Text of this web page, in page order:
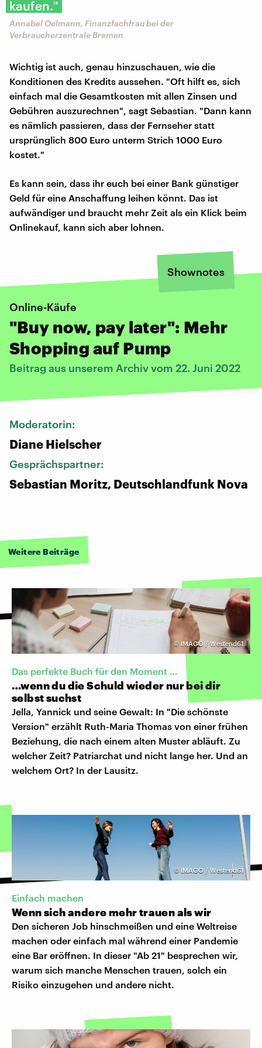
kaufen."
Annabel Oelmann, Finanzfachfrau bei der
Verbraucherzentrale Bremen
Wichtig ist auch, genau hinzuschauen, wie die
Konditionen des Kredits aussehen. "Oft hilft es, sich
einfach mal die Gesamtkosten mit allen Zinsen und
Gebühren auszurechnen", sagt Sebastian. "Dann kann
es nämlich passieren, dass der Fernseher statt
ursprünglich 800 Euro unterm Strich 1000 Euro
kostet."
Es kann sein, dass ihr euch bei einer Bank günstiger
Geld für eine Anschaffung leihen könnt. Das ist
aufwändiger und braucht mehr Zeit als ein Klick beim
Onlinekauf, kann sich aber lohnen.
Shownotes
Online-Käufe
"Buy now, pay later": Mehr
Shopping auf Pump
Beitrag aus unserem Archiv vom 22. Juni 2022
Moderatorin:
Diane Hielscher
Gesprächspartner:
Sebastian Moritz, Deutschlandfunk Nova
Weitere Beiträge
© IMAGO / Westend61
Das perfekte Buch für den Moment …
…wenn du die Schuld wieder nur bei dir
selbst suchst
Jella, Yannick und seine Gewalt: In "Die schönste
Version" erzählt Ruth-Maria Thomas von einer frühen
Beziehung, die nach einem alten Muster abläuft. Zu
welcher Zeit? Patriarchat und nicht lange her. Und an
welchem Ort? In der Lausitz.
© IMAGO / Westend61
Einfach machen
Wenn sich andere mehr trauen als wir
Den sicheren Job hinschmeißen und eine Weltreise
machen oder einfach mal während einer Pandemie
eine Bar eröffnen. In dieser "Ab 21" besprechen wir,
warum sich manche Menschen trauen, solch ein
Risiko einzugehen und andere nicht.